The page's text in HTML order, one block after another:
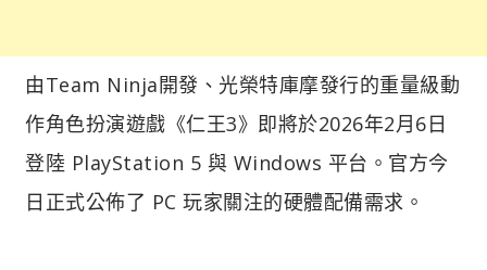
由Team Ninja開發、光榮特庫摩發行的重量級動
作角色扮演遊戲《仁王3》即將於2026年2月6日
登陸 PlayStation 5 與 Windows 平台。官方今
日正式公佈了 PC 玩家關注的硬體配備需求。